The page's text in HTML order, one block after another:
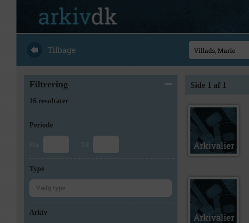
Tilbage
Filtrering
16 resultater
Periode
Fra Til
Type
Arkiv
Side 1 af 1